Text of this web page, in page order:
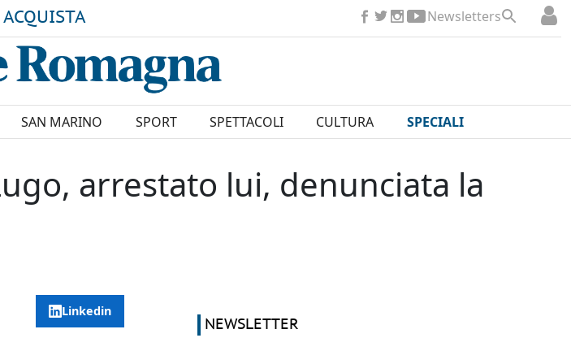
ACQUISTA Newsletters
SAN MARINO SPORT SPETTACOLI CULTURA SPECIALI
arrestato lui, denunciata la
Linkedin
NEWSLETTER